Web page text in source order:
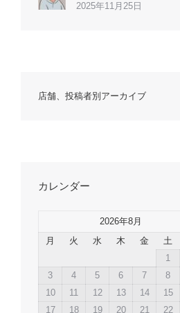
2025年11月25日
店舗、投稿者別アーカイブ
カレンダー
2026年8月
月
火 水 木 金 土
1
3
4 5 6 7 8
10
11 12 13 14 15
17
18 19 20 21 22